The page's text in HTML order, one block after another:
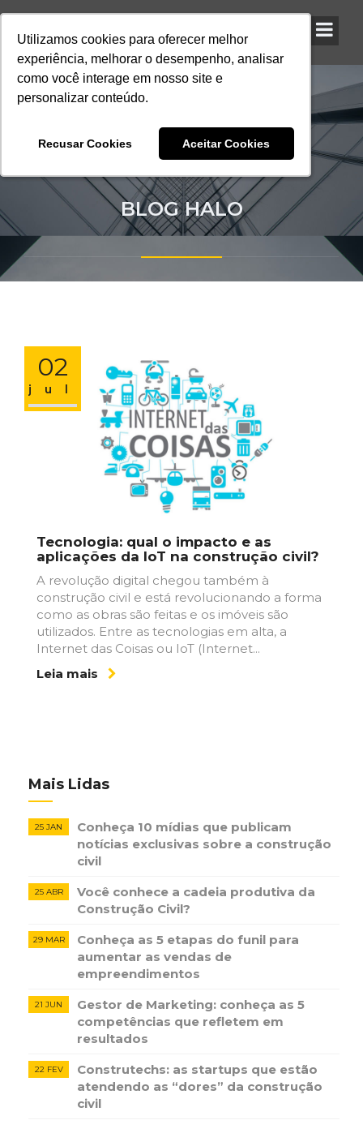
Utilizamos cookies para oferecer melhor
experiência, melhorar o desempenho, analisar
como você interage em nosso site e
personalizar conteúdo.
Recusar Cookies Aceitar Cookies
Utilizamos cookies para oferecer melhor
experiência, melhorar o desempenho, analisar
como você interage em nosso site e
personalizar conteúdo.
Recusar Cookies Aceitar Cookies
Utilizamos cookies para oferecer melhor
experiência, melhorar o desempenho, analisar
como você interage em nosso site e
personalizar conteúdo.
Recusar Cookies Aceitar Cookies
BLOG HALO
02
jul
Tecnologia: qual o impacto e as
aplicações da IoT na construção civil?
A revolução digital chegou também à
construção civil e está revolucionando a forma
como as obras são feitas e os imóveis são
utilizados. Entre as tecnologias em alta, a
Internet das Coisas ou IoT (Internet...
Leia mais
Mais Lidas
25 JAN
Conheça 10 mídias que publicam
notícias ​exclusivas sobre​ ​a construção​ ​
civil
25 ABR
Você conhece a cadeia produtiva da
Construção Civil?
29 MAR
Conheça as 5 etapas do funil para
aumentar as vendas de
empreendimentos
21 JUN
Gestor de Marketing: conheça as 5
competências que refletem em
resultados
22 FEV
Construtechs: as startups que estão
atendendo as “dores” da construção
civil